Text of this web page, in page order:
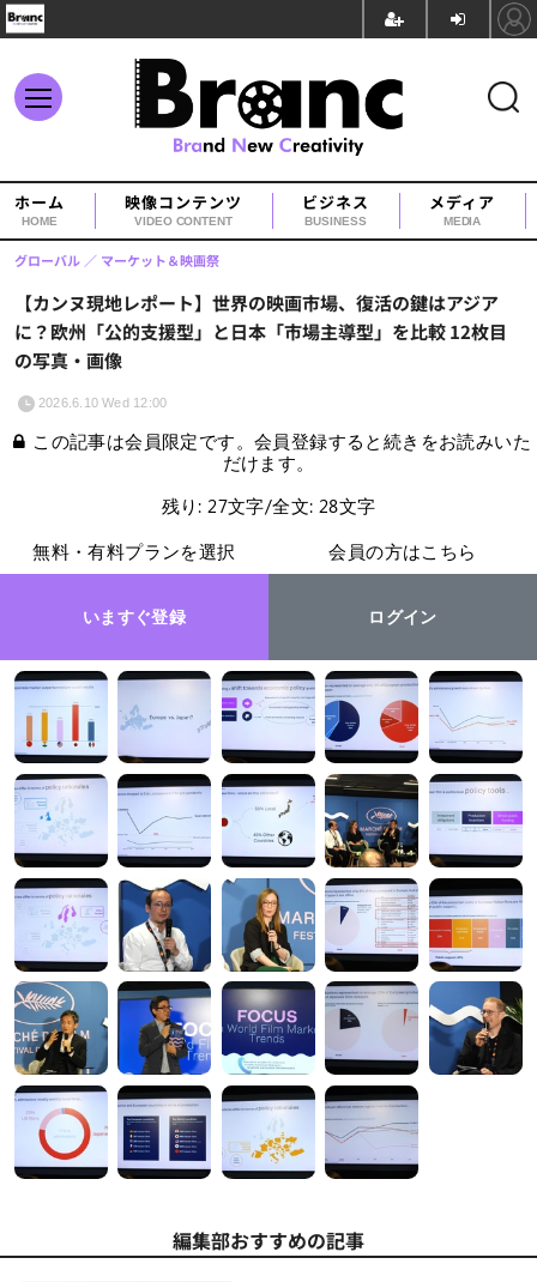
ホーム
HOME
映像コンテンツ
VIDEO CONTENT
ビジネス
BUSINESS
メディア
MEDIA
【カンヌ現地レポート】世界の映画市場、復活の鍵はアジア
に？欧州「公的支援型」と日本「市場主導型」を比較 12枚目
の写真・画像
グローバル マーケット＆映画祭
2026.6.10 Wed 12:00
この記事は会員限定です。会員登録すると続きをお読みいた
だけます。
残り: 27文字/全文: 28文字
無料・有料プランを選択
いますぐ登録
会員の方はこちら
ログイン
編集部おすすめの記事